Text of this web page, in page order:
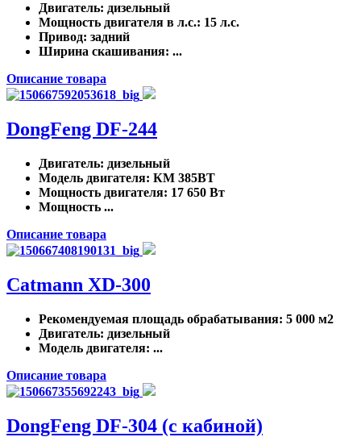
Двигатель: дизельный
Мощность двигателя в л.с.: 15 л.с.
Привод: задний
Ширина скашивания: ...
Описание товара
DongFeng DF-244
Двигатель: дизельный
Модель двигателя: КМ 385ВТ
Мощность двигателя: 17 650 Вт
Мощность ...
Описание товара
Catmann XD-300
Рекомендуемая площадь обрабатывания: 5 000 м2
Двигатель: дизельный
Модель двигателя: ...
Описание товара
DongFeng DF-304 (с кабиной)